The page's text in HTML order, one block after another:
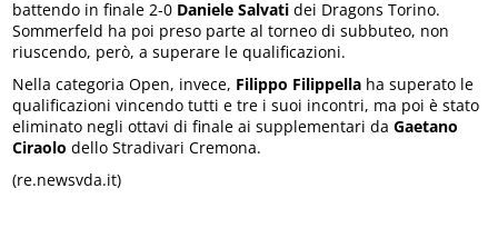
battendo in finale 2-0 Daniele Salvati dei Dragons Torino.
Sommerfeld ha poi preso parte al torneo di subbuteo, non
riuscendo, però, a superare le qualificazioni.
Nella categoria Open, invece, Filippo Filippella ha superato le
qualificazioni vincendo tutti e tre i suoi incontri, ma poi è stato
eliminato negli ottavi di finale ai supplementari daGaetano
Ciraolo dello Stradivari Cremona.
(re.newsvda.it)